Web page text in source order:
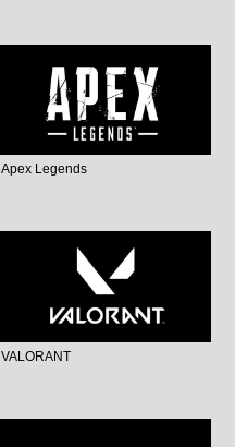
Apex Legends
VALORANT